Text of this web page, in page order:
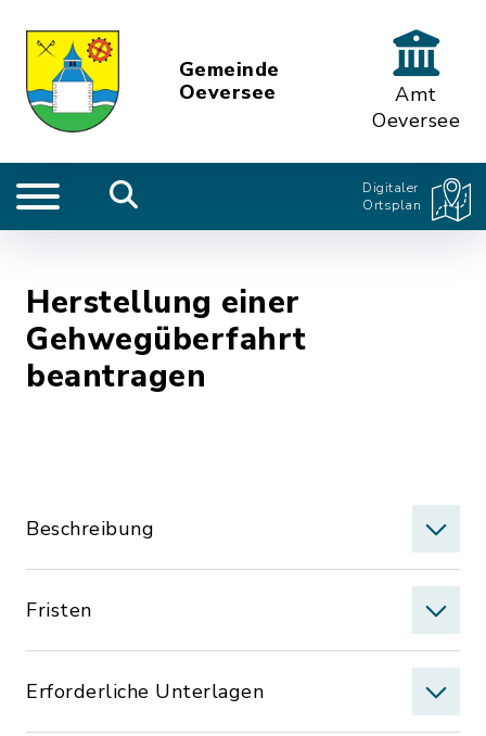
Gemeinde
Oeversee
Amt
Oeversee
Digitaler
Ortsplan
Herstellung einer
Gehwegüberfahrt
beantragen
Beschreibung
Fristen
Erforderliche Unterlagen